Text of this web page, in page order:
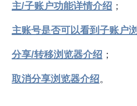
主/子账户功能详情介绍 ；
主账号是否可以看到子账户
分享/转移浏览器介绍 ；
取消分享浏览器介绍。